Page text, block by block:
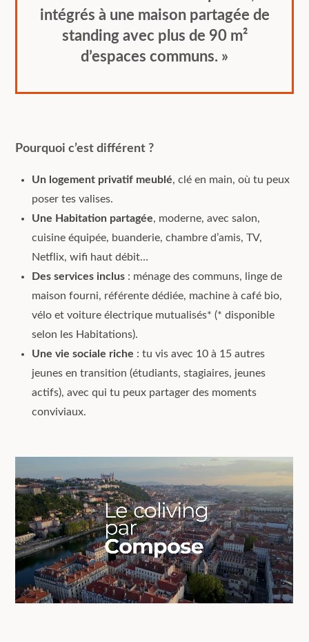
intégrés à une maison partagée de
standing avec plus de 90 m²
d’espaces communs. »
Pourquoi c’est différent ?
Un logement privatif meublé, clé en main, où tu peux
poser tes valises.
Une Habitation partagée, moderne, avec salon,
cuisine équipée, buanderie, chambre d’amis, TV,
Netflix, wifi haut débit…
Des services inclus : ménage des communs, linge de
maison fourni, référente dédiée, machine à café bio,
vélo et voiture électrique mutualisés* (* disponible
selon les Habitations).
Une vie sociale riche : tu vis avec 10 à 15 autres
jeunes en transition (étudiants, stagiaires, jeunes
actifs), avec qui tu peux partager des moments
conviviaux.